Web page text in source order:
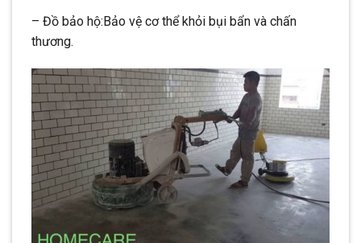
– Đồ bảo hộ:Bảo vệ cơ thể khỏi bụi bẩn và chấn
thương.